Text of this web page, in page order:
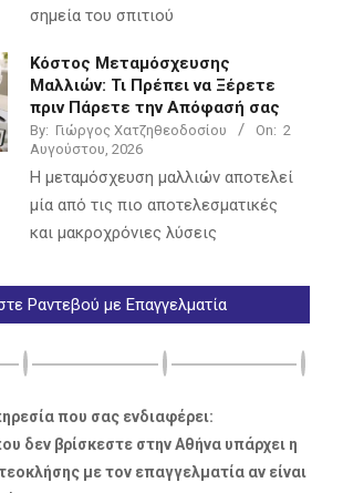
σημεία του σπιτιού
Κόστος Μεταμόσχευσης
Μαλλιών: Τι Πρέπει να Ξέρετε
πριν Πάρετε την Απόφασή σας
By: Γιώργος Χατζηθεοδοσίου On: 2
Αυγούστου, 2026
Η μεταμόσχευση μαλλιών αποτελεί
μία από τις πιο αποτελεσματικές
και μακροχρόνιες λύσεις
Ραντεβού με Επαγγελματία
που σας ενδιαφέρει:
δεν βρίσκεστε στην Αθήνα υπάρχει η
με τον επαγγελματία αν είναι